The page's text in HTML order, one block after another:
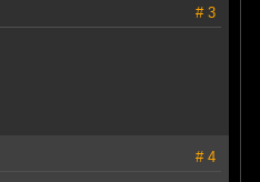
# 3
# 4